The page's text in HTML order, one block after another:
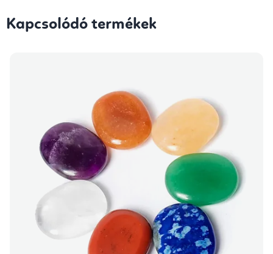
Kapcsolódó termékek